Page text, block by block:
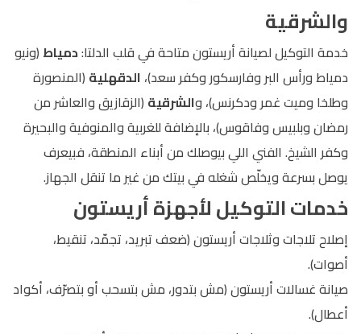
والشرقية
خدمة التوكيل لصيانة أريستون متاحة في قلب الدلتا:دمياط (ونيو
دمياط ورأس البر وفارسكور وكفر سعد)، الدقهلية (المنصورة
وطلخا وميت غمر ودكرنس)، والشرقية (الزقازيق والعاشر من
رمضان وبلبيس وفاقوس)، بالإضافة للغربية والمنوفية والبحيرة
وكفر الشيخ. الفني اللي بيوصلك من أبناء المنطقة، فبيعرف
يوصل بسرعة ويخلّص شغله في بيتك من غير ما تنقل الجهاز.
خدمات التوكيل لأجهزة أريستون
إصلاح تلاجات وثلاجات أريستون (ضعف تبريد، تجمّد، تنقيط،
أصوات).
صيانة غسالات أريستون (مش بتدور، مش بتسحب أو بتصرّف، أكواد
أعطال).